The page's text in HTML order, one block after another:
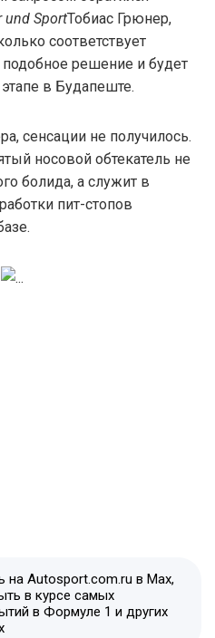
und SportТобиас Грюнер,
соответствует
решение и будет
в Будапеште.
сенсации не получилось.
носовой обтекатель не
болида, а служит в
пит-стопов
на Autosport.com.ru в Max,
в курсе самых
в Формуле 1 и других